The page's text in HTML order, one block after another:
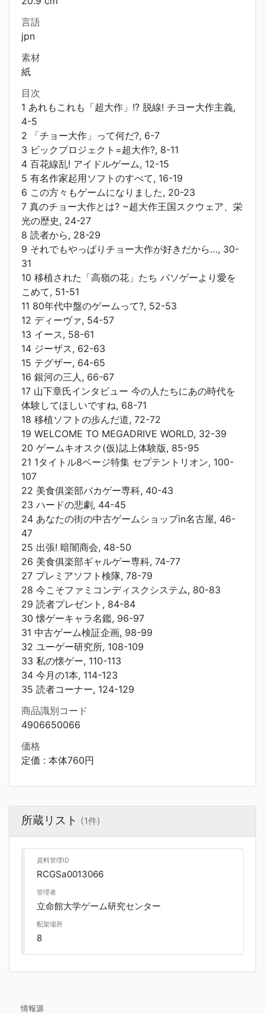
言語
jpn
素材
紙
目次
1 あれもこれも「超大作」!? 脱線! チヨー大作主義,
4-5
2 「チョー大作」って何だ?, 6-7
3 ビックプロジェクト=超大作?, 8-11
4 百花線乱! アイドルゲーム, 12-15
5 有名作家起用ソフトのすべて, 16-19
6 この方々もゲームになりました, 20-23
7 真のチョー大作とは? ~超大作王国スクウェア、栄
光の歴史, 24-27
8 読者から, 28-29
9 それでもやっぱりチョー大作が好きだから…, 30-
31
10 移植された「高嶺の花」たち パソゲーより愛を
こめて, 51-51
11 80年代中盤のゲームって?, 52-53
12 ディーヴァ, 54-57
13 イース, 58-61
14 ジーザス, 62-63
15 テグザー, 64-65
16 銀河の三人, 66-67
17 山下章氏インタビュー 今の人たちにあの時代を
体験してほしいですね, 68-71
18 移植ソフトの歩んだ道, 72-72
19 WELCOME TO MEGADRIVE WORLD, 32-39
20 ゲームキオスク(仮)誌上体験版, 85-95
21 1タイトル8ベージ特集 セプテントリオン, 100-
107
22 美食俱楽部バカゲー専科, 40-43
23 ハードの悲劇, 44-45
24 あなたの街の中古ゲームショップin名古屋, 46-
47
25 出張! 暗闇商会, 48-50
26 美食俱楽部ギャルゲー専科, 74-77
27 プレミアソフト検隊, 78-79
28 今こそファミコンディスクシステム, 80-83
29 読者プレゼント, 84-84
30 懐ゲーキャラ名鑑, 96-97
31 中古ゲーム検証企画, 98-99
32 ユーゲー研究所, 108-109
33 私の懐ゲー, 110-113
34 今月の1本, 114-123
35 読者コーナー, 124-129
商品識別コード
4906650066
価格
定価 : 本体760円
所蔵リスト (1件)
資料管理ID
RCGSa0013066
管理者
立命館大学ゲーム研究センター
配架場所
8
情報源